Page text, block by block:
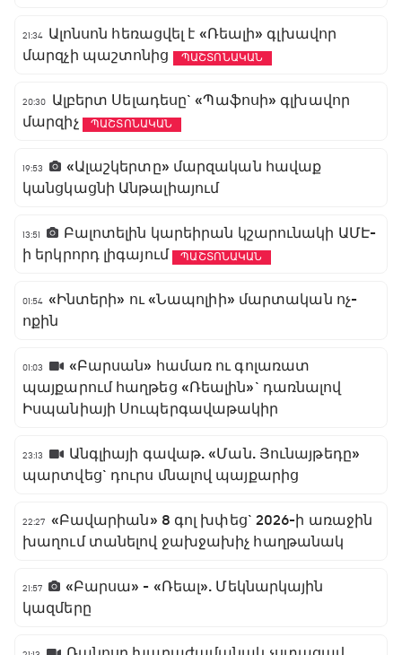
21:34 Ալոնսոն հեռացվել է «Ռեալի» գլխավոր
մարզչի պաշտոնից
ՊԱՇՏՈՆԱԿԱՆ
20:30
Ալբերտ Սելադեսը` «Պաֆոսի» գլխավոր
մարզիչ
ՊԱՇՏՈՆԱԿԱՆ
19:53
«Ալաշկերտը» մարզական հավաք
կանցկացնի Անթալիայում
13:51
Բալոտելին կարեիրան կշարունակի ԱՄԷ-
ի երկրորդ լիգայում
ՊԱՇՏՈՆԱԿԱՆ
01:54 «Ինտերի» ու «Նապոլիի» մարտական ոչ-
ոքին
01:03
«Բարսան» համառ ու գոլառատ
պայքարում հաղթեց «Ռեալին»` դառնալով
Իսպանիայի Սուպերգավաթակիր
23:13
Անգլիայի գավաթ. «Ման. Յունայթեդը»
պարտվեց` դուրս մնալով պայքարից
22:27 «Բավարիան» 8 գոլ խփեց` 2026-ի առաջին
խաղում տանելով ջախջախիչ հաղթանակ
21:57
«Բարսա» - «Ռեալ». Մեկնարկային
կազմերը